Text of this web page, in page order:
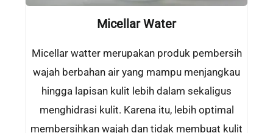
Micellar Water
Micellar watter merupakan produk pembersih
wajah berbahan air yang mampu menjangkau
hingga lapisan kulit lebih dalam sekaligus
menghidrasi kulit. Karena itu, lebih optimal
membersihkan wajah dan tidak membuat kulit